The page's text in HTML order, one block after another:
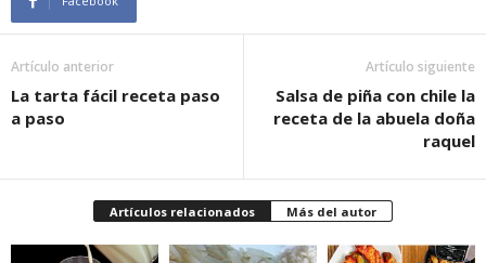
Artículo anterior
La tarta fácil receta paso
a paso
Artículo siguiente
Salsa de piña con chile la
receta de la abuela doña
raquel
Artículos relacionados Más del autor